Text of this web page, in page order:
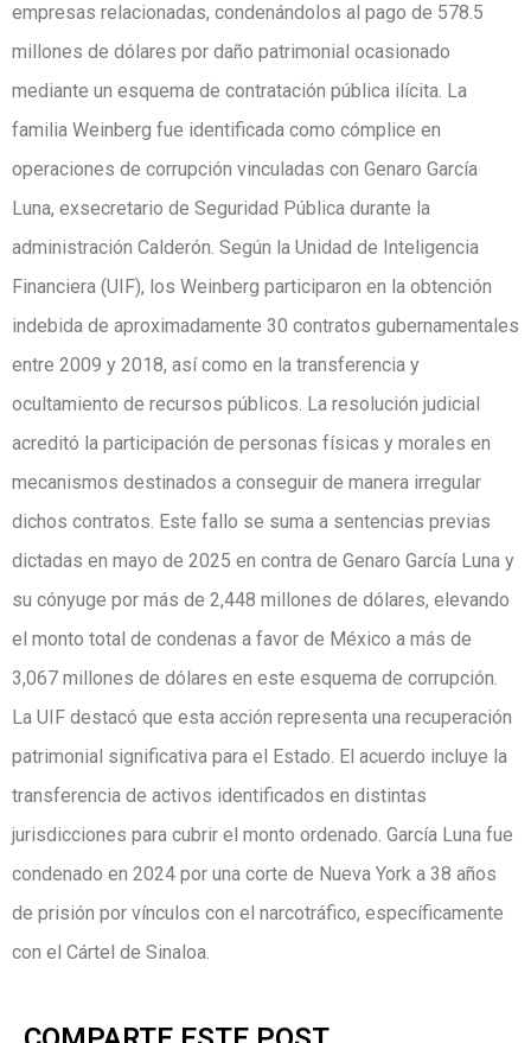
empresas relacionadas, condenándolos al pago de 578.5
millones de dólares por daño patrimonial ocasionado
mediante un esquema de contratación pública ilícita. La
familia Weinberg fue identificada como cómplice en
operaciones de corrupción vinculadas con Genaro García
Luna, exsecretario de Seguridad Pública durante la
administración Calderón. Según la Unidad de Inteligencia
Financiera (UIF), los Weinberg participaron en la obtención
indebida de aproximadamente 30 contratos gubernamentales
entre 2009 y 2018, así como en la transferencia y
ocultamiento de recursos públicos. La resolución judicial
acreditó la participación de personas físicas y morales en
mecanismos destinados a conseguir de manera irregular
dichos contratos. Este fallo se suma a sentencias previas
dictadas en mayo de 2025 en contra de Genaro García Luna y
su cónyuge por más de 2,448 millones de dólares, elevando
el monto total de condenas a favor de México a más de
3,067 millones de dólares en este esquema de corrupción.
La UIF destacó que esta acción representa una recuperación
patrimonial significativa para el Estado. El acuerdo incluye la
transferencia de activos identificados en distintas
jurisdicciones para cubrir el monto ordenado. García Luna fue
condenado en 2024 por una corte de Nueva York a 38 años
de prisión por vínculos con el narcotráfico, específicamente
con el Cártel de Sinaloa.